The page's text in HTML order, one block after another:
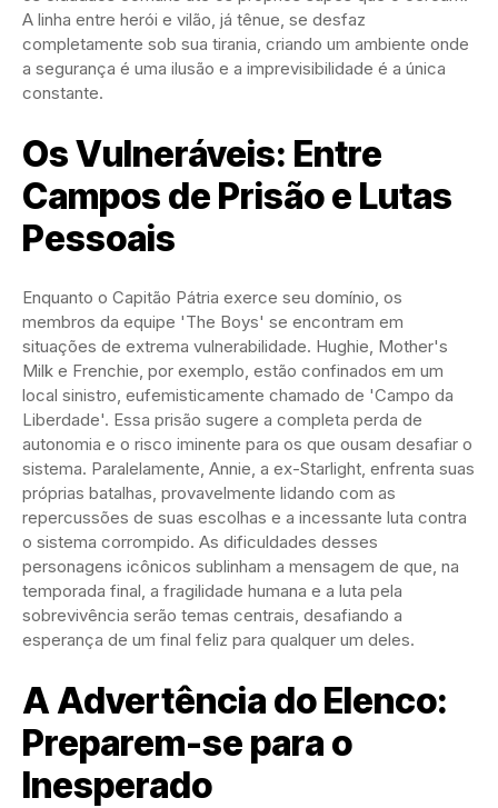
A linha entre herói e vilão, já tênue, se desfaz
completamente sob sua tirania, criando um ambiente onde
a segurança é uma ilusão e a imprevisibilidade é a única
constante.
Os Vulneráveis: Entre
Campos de Prisão e Lutas
Pessoais
Enquanto o Capitão Pátria exerce seu domínio, os
membros da equipe 'The Boys' se encontram em
situações de extrema vulnerabilidade. Hughie, Mother's
Milk e Frenchie, por exemplo, estão confinados em um
local sinistro, eufemisticamente chamado de 'Campo da
Liberdade'. Essa prisão sugere a completa perda de
autonomia e o risco iminente para os que ousam desafiar o
sistema. Paralelamente, Annie, a ex-Starlight, enfrenta suas
próprias batalhas, provavelmente lidando com as
repercussões de suas escolhas e a incessante luta contra
o sistema corrompido. As dificuldades desses
personagens icônicos sublinham a mensagem de que, na
temporada final, a fragilidade humana e a luta pela
sobrevivência serão temas centrais, desafiando a
esperança de um final feliz para qualquer um deles.
A Advertência do Elenco:
Preparem-se para o
Inesperado